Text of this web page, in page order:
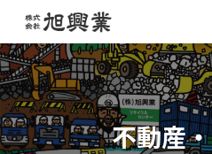
テ
ン
ツ
へ
ス
キ
ッ
ゲ
ー
シ
ョ
ン
に
移
不動産